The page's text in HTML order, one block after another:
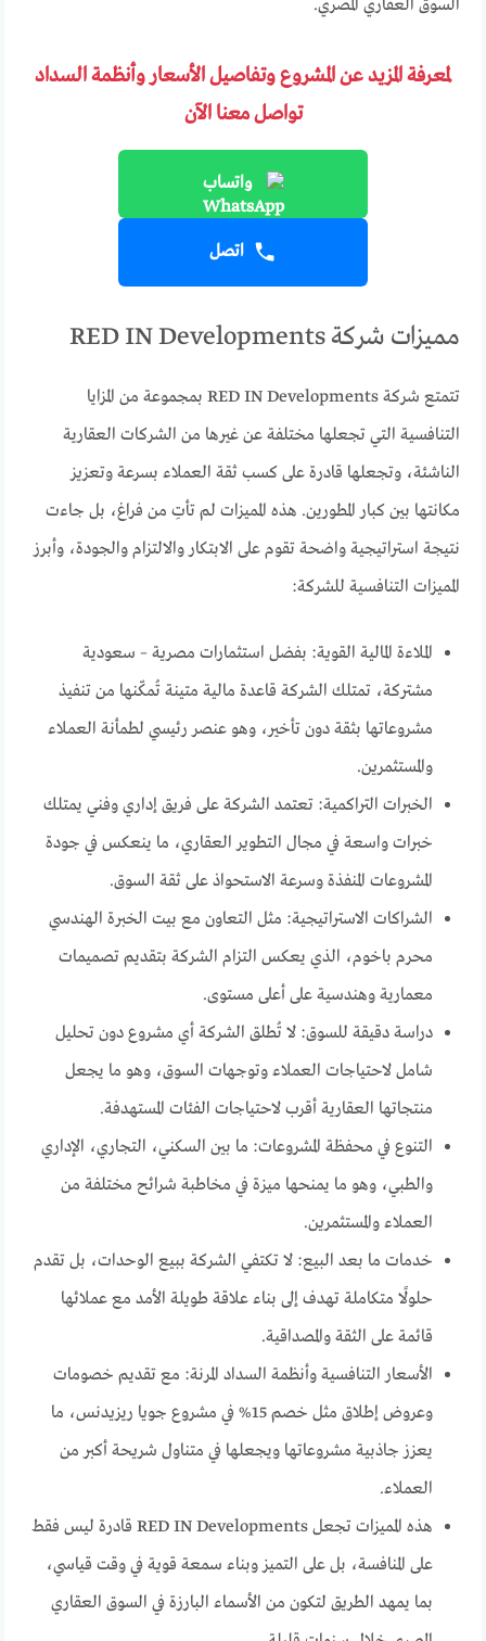
السوق العقاري المصري.
لمعرفة المزيد عن المشروع وتفاصيل الأسعار وأنظمة السداد
تواصل معنا الآن
واتساب
اتصل
مميزات شركة RED IN Developments
تتمتع شركة RED IN Developments بمجموعة من المزايا
التنافسية التي تجعلها مختلفة عن غيرها من الشركات العقارية
الناشئة، وتجعلها قادرة على كسب ثقة العملاء بسرعة وتعزيز
مكانتها بين كبار المطورين. هذه المميزات لم تأتِ من فراغ، بل جاءت
نتيجة استراتيجية واضحة تقوم على الابتكار والالتزام والجودة، وأبرز
المميزات التنافسية للشركة:
الملاءة المالية القوية: بفضل استثمارات مصرية – سعودية
مشتركة، تمتلك الشركة قاعدة مالية متينة تُمكّنها من تنفيذ
مشروعاتها بثقة دون تأخير، وهو عنصر رئيسي لطمأنة العملاء
والمستثمرين.
الخبرات التراكمية: تعتمد الشركة على فريق إداري وفني يمتلك
خبرات واسعة في مجال التطوير العقاري، ما ينعكس في جودة
المشروعات المنفذة وسرعة الاستحواذ على ثقة السوق.
الشراكات الاستراتيجية: مثل التعاون مع بيت الخبرة الهندسي
محرم باخوم، الذي يعكس التزام الشركة بتقديم تصميمات
معمارية وهندسية على أعلى مستوى.
دراسة دقيقة للسوق: لا تُطلق الشركة أي مشروع دون تحليل
شامل لاحتياجات العملاء وتوجهات السوق، وهو ما يجعل
منتجاتها العقارية أقرب لاحتياجات الفئات المستهدفة.
التنوع في محفظة المشروعات: ما بين السكني، التجاري، الإداري
والطبي، وهو ما يمنحها ميزة في مخاطبة شرائح مختلفة من
العملاء والمستثمرين.
خدمات ما بعد البيع: لا تكتفي الشركة ببيع الوحدات، بل تقدم
حلولًا متكاملة تهدف إلى بناء علاقة طويلة الأمد مع عملائها
قائمة على الثقة والمصداقية.
الأسعار التنافسية وأنظمة السداد المرنة: مع تقديم خصومات
وعروض إطلاق مثل خصم 15% في مشروع جويا ريزيدنس، ما
يعزز جاذبية مشروعاتها ويجعلها في متناول شريحة أكبر من
العملاء.
هذه المميزات تجعل RED IN Developments قادرة ليس فقط
على المنافسة، بل على التميز وبناء سمعة قوية في وقت قياسي،
بما يمهد الطريق لتكون من الأسماء البارزة في السوق العقاري